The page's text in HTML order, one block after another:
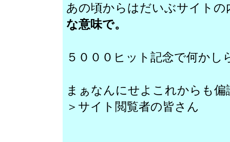
あの頃からはだいぶサイト
な意味で。
５０００ヒット記念で何か
まぁなんにせよこれからも
＞サイト閲覧者の皆さん